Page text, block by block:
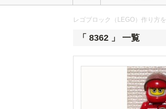
レゴブロック（LEGO）作り方
「 8362 」 一覧